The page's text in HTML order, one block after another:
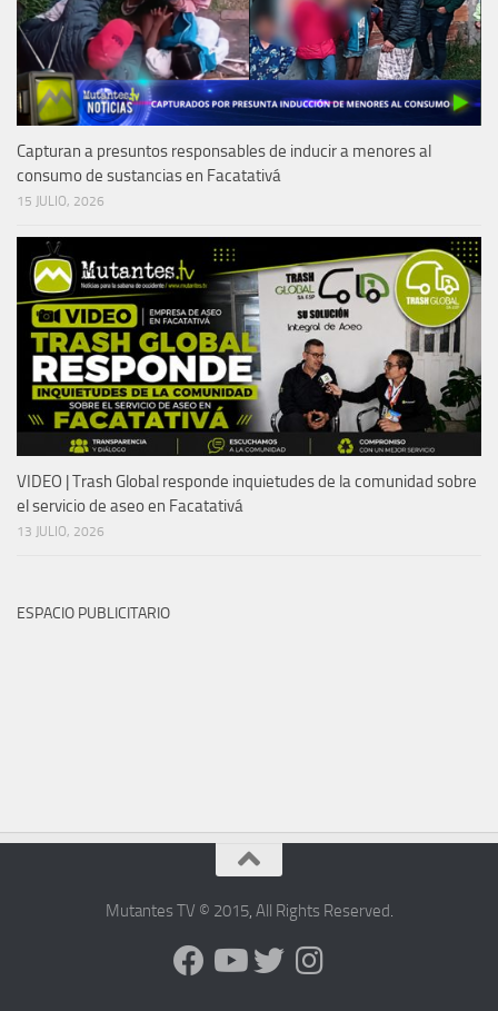
Capturan a presuntos responsables de inducir a menores al
consumo de sustancias en Facatativá
15 JULIO, 2026
VIDEO | Trash Global responde inquietudes de la comunidad sobre
el servicio de aseo en Facatativá
13 JULIO, 2026
ESPACIO PUBLICITARIO
Mutantes TV © 2015, All Rights Reserved.